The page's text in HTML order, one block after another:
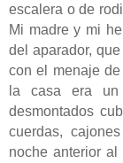
escalera o de
Mi madre y mi
del aparador,
con el menaje
la casa era un
desmontados
cuerdas,
noche anterior al